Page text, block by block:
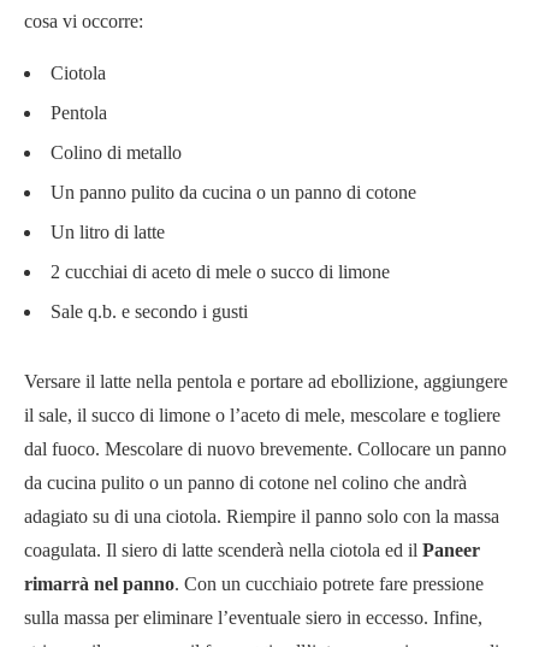
cosa vi occorre:
Ciotola
Pentola
Colino di metallo
Un panno pulito da cucina o un panno di cotone
Un litro di latte
2 cucchiai di aceto di mele o succo di limone
Sale q.b. e secondo i gusti
Versare il latte nella pentola e portare ad ebollizione, aggiungere
il sale, il succo di limone o l’aceto di mele, mescolare e togliere
dal fuoco. Mescolare di nuovo brevemente. Collocare un panno
da cucina pulito o un panno di cotone nel colino che andrà
adagiato su di una ciotola. Riempire il panno solo con la massa
coagulata. Il siero di latte scenderà nella ciotola ed il Paneer
rimarrà nel panno. Con un cucchiaio potrete fare pressione
sulla massa per eliminare l’eventuale siero in eccesso. Infine,